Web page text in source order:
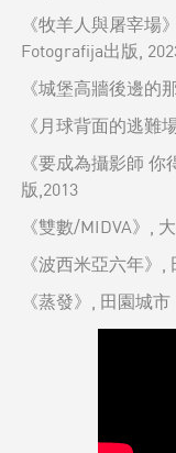
《牧羊人與屠宰場
Fotografija出版,
《城堡高牆後邊的
《月球背面的逃難
《要成為攝影師
版,2013
《雙數/MIDVA》,
《波西米亞六年》,
《蒸發》, ⽥園城市